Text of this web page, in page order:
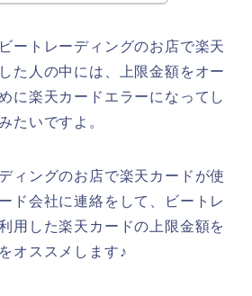
ートレーディングのお店で楽天
た人の中には、上限金額をオー
に楽天カードエラーになってし
たいですよ。
ィングのお店で楽天カードが使
ド会社に連絡をして、ビートレ
用した楽天カードの上限金額を
オススメします♪